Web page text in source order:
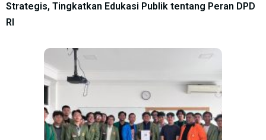
Strategis, Tingkatkan Edukasi Publik tentang Peran DPD
RI